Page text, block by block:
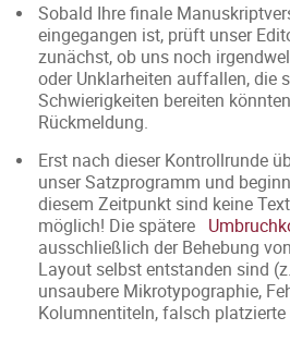
Sobald Ihre finale
eingegangen ist, prüft unser
zunächst, ob uns noch
oder Unklarheiten auffallen, die
Schwierigkeiten bereiten
Rückmeldung.
Erst nach dieser Kontrollrunde
unser Satzprogramm und
diesem Zeitpunkt sind keine
möglich! Die spätere
ausschließlich der Behebung
Layout selbst entstanden sind
unsaubere Mikrotypographie,
Kolumnentiteln, falsch platzierte